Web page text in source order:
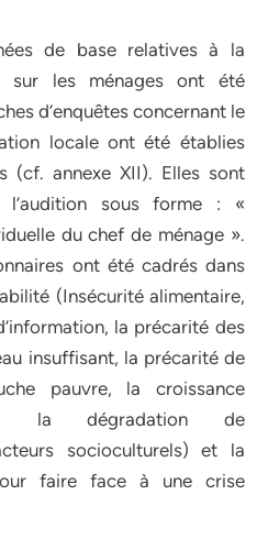
de base relatives à la
sur les ménages ont été
d’enquêtes concernant le
locale ont été établies
(cf. annexe XII). Elles sont
l’audition sous forme : «
du chef de ménage ».
ont été cadrés dans
(Insécurité alimentaire,
la précarité des
insuffisant, la précarité de
pauvre, la croissance
la dégradation de
socioculturels) et la
faire face à une crise